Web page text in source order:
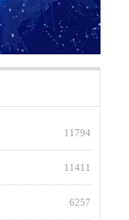
11794
11411
6257